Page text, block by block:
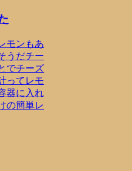
モンもあ
うだチー
でチーズ
ってレモ
器に入れ
の簡単レ